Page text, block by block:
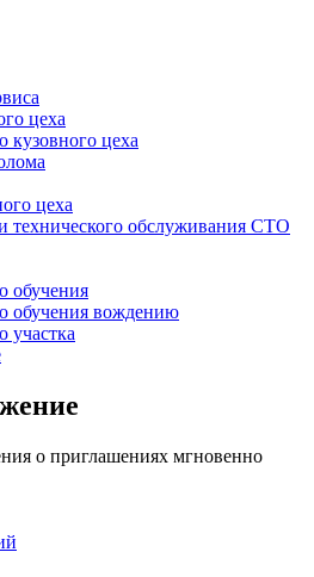
цеха
кузовного цеха
цеха
технического обслуживания СТО
обучения
обучения вождению
участка
о приглашениях мгновенно